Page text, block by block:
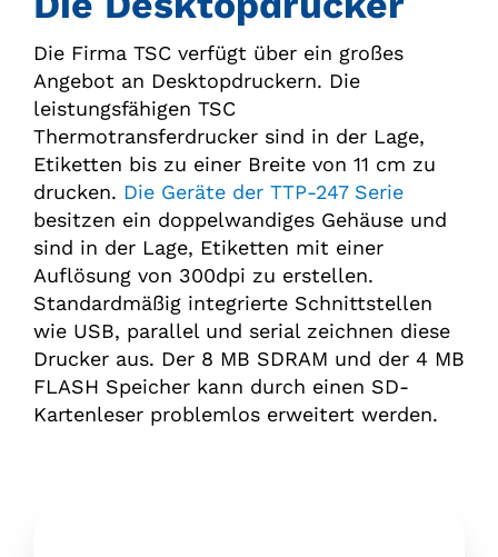
Die Firma TSC verfügt über ein großes
Angebot an Desktopdruckern. Die
leistungsfähigen TSC
Thermotransferdrucker sind in der Lage,
Etiketten bis zu einer Breite von 11 cm zu
drucken. Die Geräte der TTP-247 Serie
besitzen ein doppelwandiges Gehäuse und
sind in der Lage, Etiketten mit einer
Auflösung von 300dpi zu erstellen.
Standardmäßig integrierte Schnittstellen
wie USB, parallel und serial zeichnen diese
Drucker aus. Der 8 MB SDRAM und der 4 MB
FLASH Speicher kann durch einen SD-
Kartenleser problemlos erweitert werden.